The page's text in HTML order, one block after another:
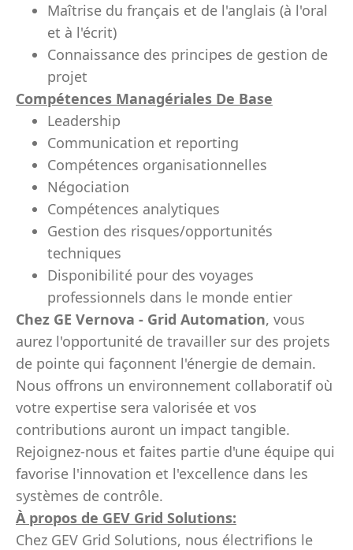
Maîtrise du français et de l'anglais (à l'oral
et à l'écrit)
Connaissance des principes de gestion de
projet
Compétences Managériales De Base
Leadership
Communication et reporting
Compétences organisationnelles
Négociation
Compétences analytiques
Gestion des risques/opportunités
techniques
Disponibilité pour des voyages
professionnels dans le monde entier
Chez GE Vernova - Grid Automation, vous
aurez l'opportunité de travailler sur des projets
de pointe qui façonnent l'énergie de demain.
Nous offrons un environnement collaboratif où
votre expertise sera valorisée et vos
contributions auront un impact tangible.
Rejoignez-nous et faites partie d'une équipe qui
favorise l'innovation et l'excellence dans les
systèmes de contrôle.
À propos de GEV Grid Solutions:
Chez GEV Grid Solutions, nous électrifions le